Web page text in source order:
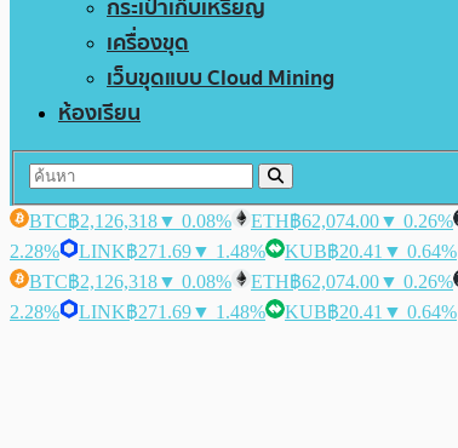
กระเป๋าเก็บเหรียญ
เครื่องขุด
เว็บขุดแบบ Cloud Mining
ห้องเรียน
BTC฿2,126,318▼ 0.08% ETH฿62,074.00▼ 0.26%
2.28%
LINK฿271.69▼ 1.48% KUB฿20.41 ▼ 0.64%
BTC฿2,126,318▼ 0.08% ETH฿62,074.00▼ 0.26%
2.28%
LINK฿271.69▼ 1.48% KUB฿20.41 ▼ 0.64%